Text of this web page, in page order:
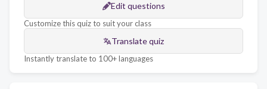
Edit questions
Customize this quiz to suit your class
Translate quiz
Instantly translate to 100+ languages